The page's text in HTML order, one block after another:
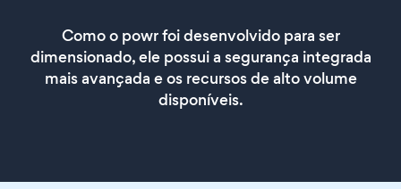
Como o powr foi desenvolvido para ser
dimensionado, ele possui a segurança integrada
mais avançada e os recursos de alto volume
disponíveis.